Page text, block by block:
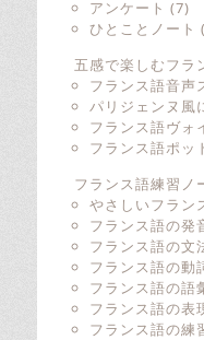
アンケート (7)
ひとことノート
五感で楽しむフラ
フランス語音声
パリジェンヌ風
フランス語ヴォ
フランス語ポッ
フランス語練習ノ
やさしいフラン
フランス語の発
フランス語の文
フランス語の動
フランス語の語
フランス語の表
フランス語の練